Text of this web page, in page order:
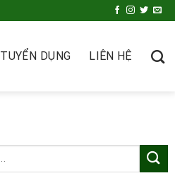
TUYỂN DỤNG LIÊN HỆ